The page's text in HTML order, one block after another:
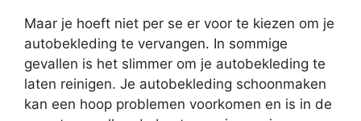
Maar je hoeft niet per se er voor te kiezen om je
autobekleding te vervangen. In sommige
gevallen is het slimmer om je autobekleding te
laten reinigen. Je autobekleding schoonmaken
kan een hoop problemen voorkomen en is in de